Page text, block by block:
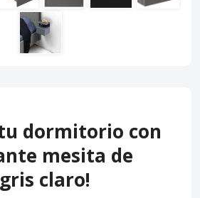
dormitorio con
mesita de
claro!